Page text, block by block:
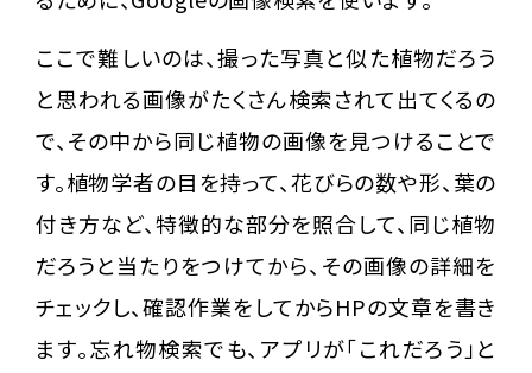
ここで難しいのは、撮った写真と似た植物だろう
と思われる画像がたくさん検索されて出てくるの
で、その中から同じ植物の画像を見つけることで
す。植物学者の目を持って、花びらの数や形、葉の
付き方など、特徴的な部分を照合して、同じ植物
だろうと当たりをつけてから、その画像の詳細を
チェックし、確認作業をしてからHPの文章を書き
ます。忘れ物検索でも、アプリが「これだろう」と